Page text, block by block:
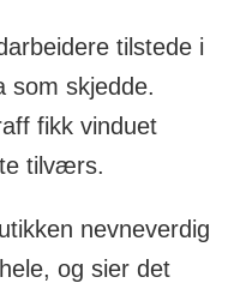
tilstede i
som skjedde.
fikk vinduet
tilværs.
nevneverdig
og sier det